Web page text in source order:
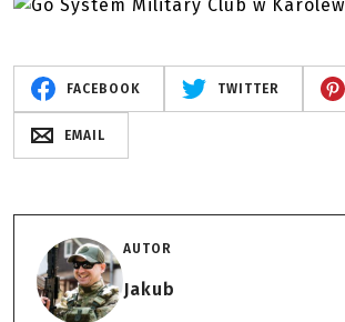
FACEBOOK TWITTER
EMAIL
AUTOR
Jakub